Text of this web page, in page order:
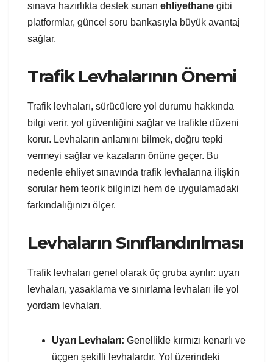
sınava hazırlıkta destek sunan ehliyethane gibi
platformlar, güncel soru bankasıyla büyük avantaj
sağlar.
Trafik Levhalarının Önemi
Trafik levhaları, sürücülere yol durumu hakkında
bilgi verir, yol güvenliğini sağlar ve trafikte düzeni
korur. Levhaların anlamını bilmek, doğru tepki
vermeyi sağlar ve kazaların önüne geçer. Bu
nedenle ehliyet sınavında trafik levhalarına ilişkin
sorular hem teorik bilginizi hem de uygulamadaki
farkındalığınızı ölçer.
Levhaların Sınıflandırılması
Trafik levhaları genel olarak üç gruba ayrılır: uyarı
levhaları, yasaklama ve sınırlama levhaları ile yol
yordam levhaları.
Uyarı Levhaları: Genellikle kırmızı kenarlı ve
üçgen şekilli levhalardır. Yol üzerindeki